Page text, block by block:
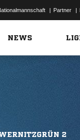
| Partner |
NEWS
2